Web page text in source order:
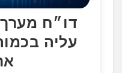
דו״ח
עליה